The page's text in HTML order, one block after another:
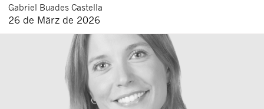
Gabriel Buades Castella
26 de März de 2026